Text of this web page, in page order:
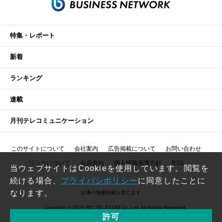
特集・レポート
新着
ランキング
連載
月刊テレコミュニケーション
このサイトについて 会社案内 広告掲載について お問い合わせ
リンクについて 会員規約 個人情報保護方針 RSS
記事の無断転載を禁じます
Copyright © 2026 RIC TELECOM Co.,Ltd. All Rights Reserved.
当ウェブサイトはCookieを使用しています。閲覧を
続ける場合、 プライバシポリシーに同意したことに
なります。
許可